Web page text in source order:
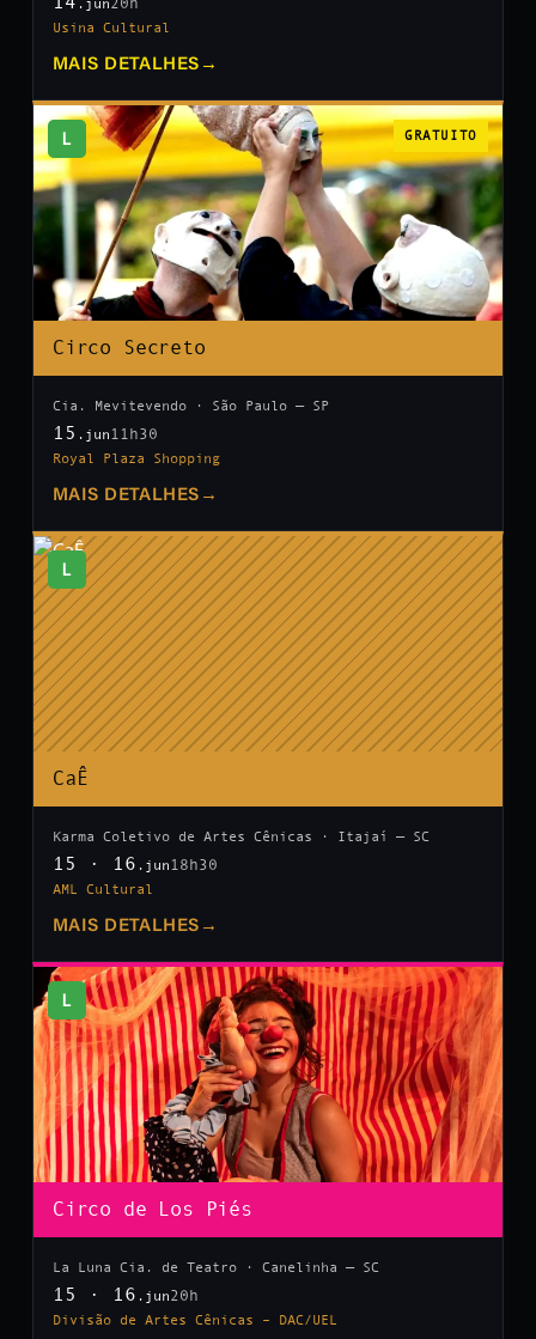
Usina Cultural
MAIS DETALHES →
L GRATUITO
Circo Secreto
Cia. Mevitevendo · São Paulo — SP
15 .jun 11h30
Royal Plaza Shopping
MAIS DETALHES →
L
CaÊ
Karma Coletivo de Artes Cênicas · Itajaí — SC
15 · 16 .jun 18h30
AML Cultural
MAIS DETALHES →
L
Circo de Los Piés
La Luna Cia. de Teatro · Canelinha — SC
15 · 16 .jun20h
Divisão de Artes Cênicas – DAC/UEL